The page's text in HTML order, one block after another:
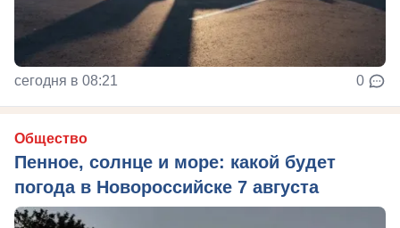
сегодня в 08:21 0
Общество
Пенное, солнце и море: какой будет
погода в Новороссийске 7 августа